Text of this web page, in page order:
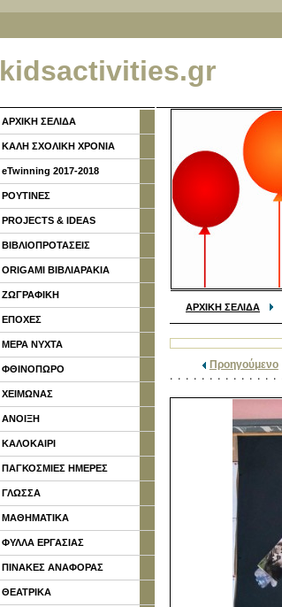
kidsactivities.gr
ΑΡΧΙΚΗ ΣΕΛΙΔΑ
Προηγούμενο
ΑΡΧΙΚΗ ΣΕΛΙΔΑ
ΚΑΛΗ ΣΧΟΛΙΚΗ ΧΡΟΝΙΑ
eTwinning 2017-2018
ΡΟΥΤΙΝΕΣ
PROJECTS & IDEAS
ΒΙΒΛΙΟΠΡΟΤΑΣΕΙΣ
ORIGAMI ΒΙΒΛΙΑΡΑΚΙΑ
ΖΩΓΡΑΦΙΚΗ
ΕΠΟΧΕΣ
ΜΕΡΑ ΝΥΧΤΑ
ΦΘΙΝΟΠΩΡΟ
ΧΕΙΜΩΝΑΣ
ΑΝΟΙΞΗ
ΚΑΛΟΚΑΙΡΙ
ΠΑΓΚΟΣΜΙΕΣ ΗΜΕΡΕΣ
ΓΛΩΣΣΑ
ΜΑΘΗΜΑΤΙΚΑ
ΦΥΛΛΑ ΕΡΓΑΣΙΑΣ
ΠΙΝΑΚΕΣ ΑΝΑΦΟΡΑΣ
ΘΕΑΤΡΙΚΑ